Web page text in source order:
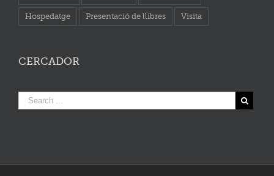
Hospedatge Presentació de llibres Visita
CERCADOR